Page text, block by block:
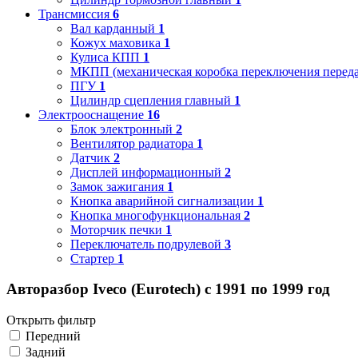
Трансмиссия 6
Вал карданный 1
Кожух маховика 1
Кулиса КПП 1
МКПП (механическая коробка переключения
ПГУ 1
Цилиндр сцепления главный 1
Электрооснащение 16
Блок электронный 2
Вентилятор радиатора 1
Датчик 2
Дисплей информационный 2
Замок зажигания 1
Кнопка аварийной сигнализации 1
Кнопка многофункциональная 2
Моторчик печки 1
Переключатель подрулевой 3
Стартер 1
Авторазбор Iveco (Eurotech) с 1991 по 1999 год
Открыть фильтр
Передний
Задний